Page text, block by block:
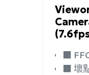
■
■